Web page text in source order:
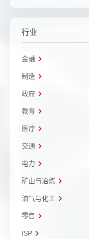
行业
金融
制造
政府
教育
医疗
交通
电力
矿山与冶炼
油气与化工
零售
ISP